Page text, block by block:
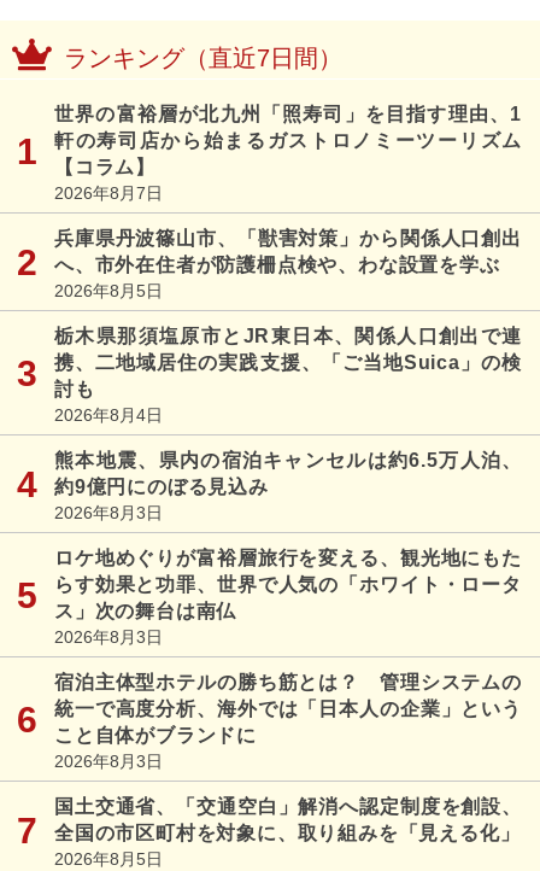
ランキング（直近7日間）
世界の富裕層が北九州「照寿司」を目指す理由、1
軒の寿司店から始まるガストロノミーツーリズム
【コラム】
2026年8月7日
兵庫県丹波篠山市、「獣害対策」から関係人口創出
へ、市外在住者が防護柵点検や、わな設置を学ぶ
2026年8月5日
栃木県那須塩原市とJR東日本、関係人口創出で連
携、二地域居住の実践支援、「ご当地Suica」の検
討も
2026年8月4日
熊本地震、県内の宿泊キャンセルは約6.5万人泊、
約9億円にのぼる見込み
2026年8月3日
ロケ地めぐりが富裕層旅行を変える、観光地にもた
らす効果と功罪、世界で人気の「ホワイト・ロータ
ス」次の舞台は南仏
2026年8月3日
宿泊主体型ホテルの勝ち筋とは？ 管理システムの
統一で高度分析、海外では「日本人の企業」という
こと自体がブランドに
2026年8月3日
国土交通省、「交通空白」解消へ認定制度を創設、
全国の市区町村を対象に、取り組みを「見える化」
2026年8月5日